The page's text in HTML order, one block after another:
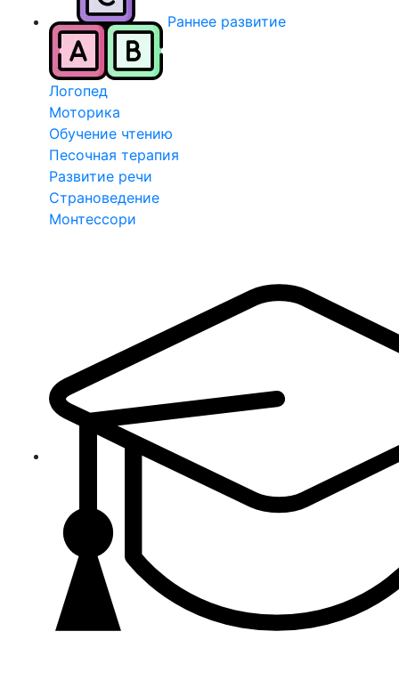
Раннее развитие
Логопед
Моторика
Обучение чтению
Песочная терапия
Развитие речи
Страноведение
Монтессори